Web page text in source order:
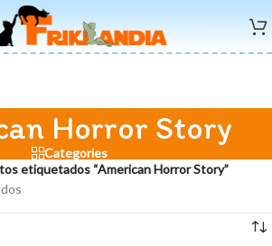
Horror Story
Categories
etiquetados “American Horror Story”